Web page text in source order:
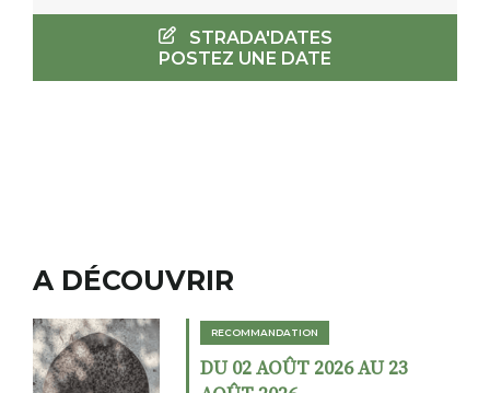
STRADA'DATES
POSTEZ UNE DATE
A DÉCOUVRIR
RECOMMANDATION
DU 02 AOÛT 2026 AU 23